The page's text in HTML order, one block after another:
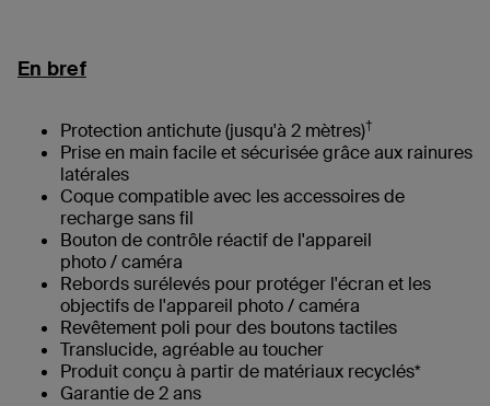
En bref
Protection antichute (jusqu'à 2 mètres)†
Prise en main facile et sécurisée grâce aux rainures
latérales
Coque compatible avec les accessoires de
recharge sans fil
Bouton de contrôle réactif de l'appareil
photo / caméra
Rebords surélevés pour protéger l'écran et les
objectifs de l'appareil photo / caméra
Revêtement poli pour des boutons tactiles
Translucide, agréable au toucher
Produit conçu à partir de matériaux recyclés*
Garantie de 2 ans